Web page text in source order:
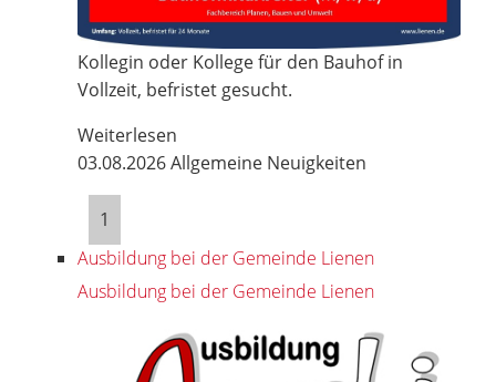
Kollegin oder Kollege für den Bauhof in
Vollzeit, befristet gesucht.
Weiterlesen
03.08.2026Allgemeine Neuigkeiten
1
Ausbildung bei der Gemeinde Lienen
Ausbildung bei der Gemeinde Lienen